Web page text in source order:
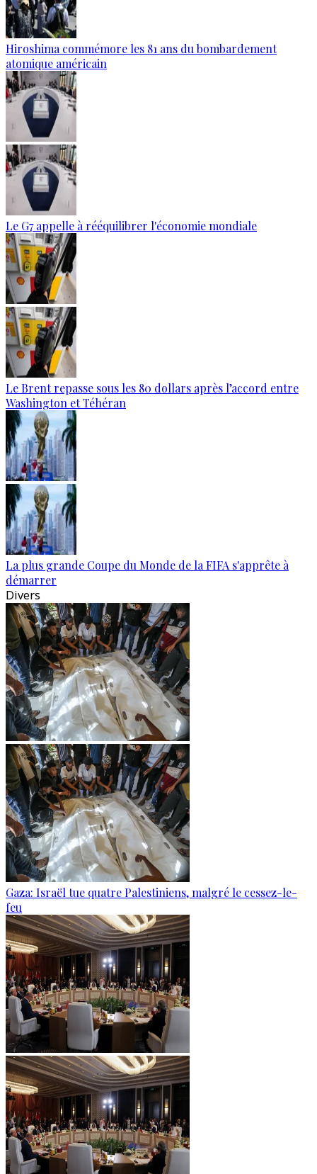
Hiroshima commémore les 81 ans du bombardement
atomique américain
Le G7 appelle à rééquilibrer l'économie mondiale
Le Brent repasse sous les 80 dollars après l’accord entre
Washington et Téhéran
La plus grande Coupe du Monde de la FIFA s'apprête à
démarrer
Divers
Gaza: Israël tue quatre Palestiniens, malgré le cessez-le-
feu